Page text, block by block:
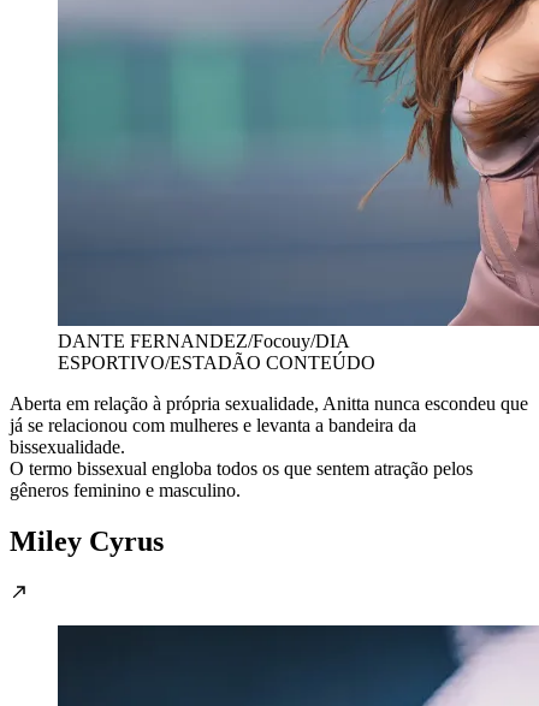
DANTE FERNANDEZ/Focouy/DIA
ESPORTIVO/ESTADÃO CONTEÚDO
Aberta em relação à própria sexualidade, Anitta nunca escondeu que
já se relacionou com mulheres e levanta a bandeira da
bissexualidade.
O termo bissexual engloba todos os que sentem atração pelos
gêneros feminino e masculino.
Miley Cyrus